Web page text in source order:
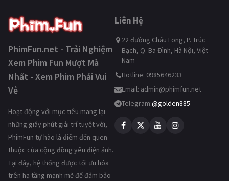
PhimFun.net - Trải Nghiệm
Xem Phim Fun Mượt Mà
Nhất - Xem Phim Phải Vui
Vẻ
Hoạt động với mục tiêu mang lại
những giây phút giải trí tuyệt vời,
PhimFun tự hào là điểm đến quen
thuộc của cộng đồng yêu điện ảnh.
Tại đây, hệ thống được tối ưu hóa
trên hạ tầng mạnh mẽ để đảm bảo
Liên Hệ
22 đường Châu Long, P. Trúc
Bạch, Q. Ba Đình, Hà Nội, Việt
Nam
Hotline: 0985646233
Email: admin@phimfun.net
Telegram:@golden885